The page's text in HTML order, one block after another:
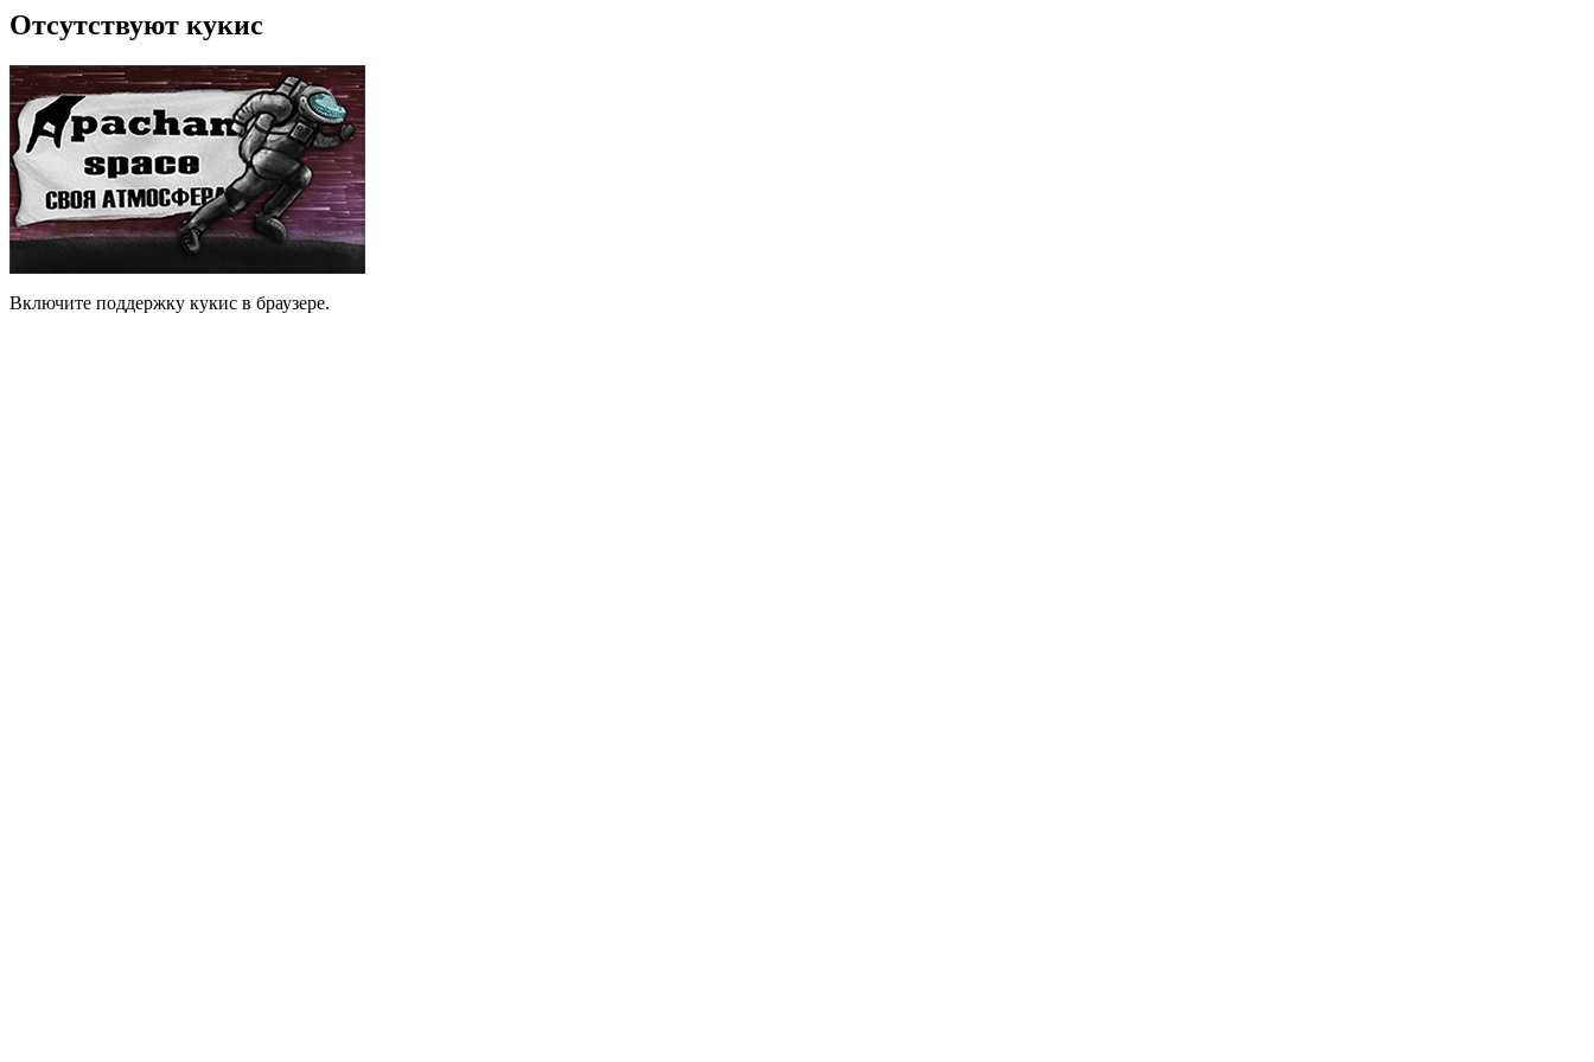
Отсутствуют кукис
Включите поддержку кукис в браузере.